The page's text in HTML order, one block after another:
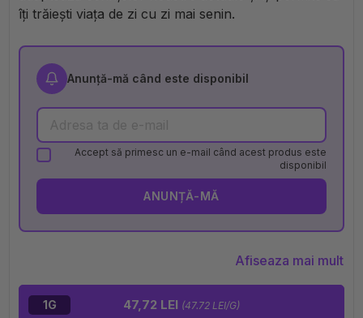
îți trăiești viața de zi cu zi mai senin.
Anunță-mă când este disponibil
Accept să primesc un e-mail când acest produs este
disponibil
ANUNȚĂ-MĂ
Afiseaza mai mult
1G 47,72 LEI (47.72 LEI/G)